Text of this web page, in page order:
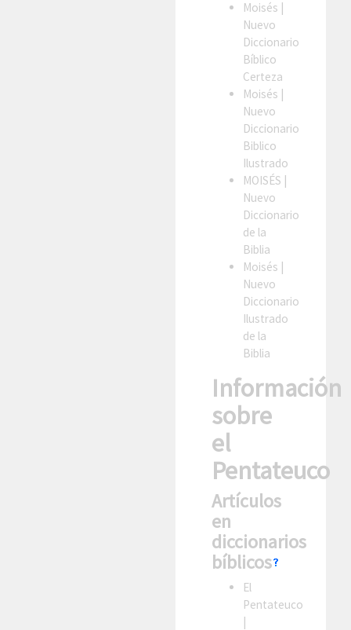
Moisés
Nuevo
Diccionario
Bíblico
Certeza
Moisés
Nuevo
Diccionario
Biblico
Ilustrado
MOISÉS
Nuevo
Diccionario
de la
Biblia
Moisés
Nuevo
Diccionario
Ilustrado
de la
Biblia
Información
sobre
el
Pentateuco
Artículos
en
diccionarios
bíblicos
El
Pentateuco